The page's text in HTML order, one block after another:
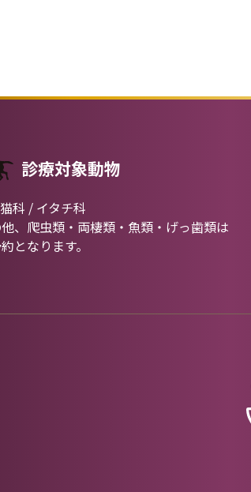
診療対象動物
科 / イタチ科
、爬虫類・両棲類・魚類・げっ歯類は
となります。